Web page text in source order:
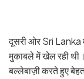
दूसरी ओर Sri
मुकाबले में खेल रही
बल्लेबाज़ी करते हुए